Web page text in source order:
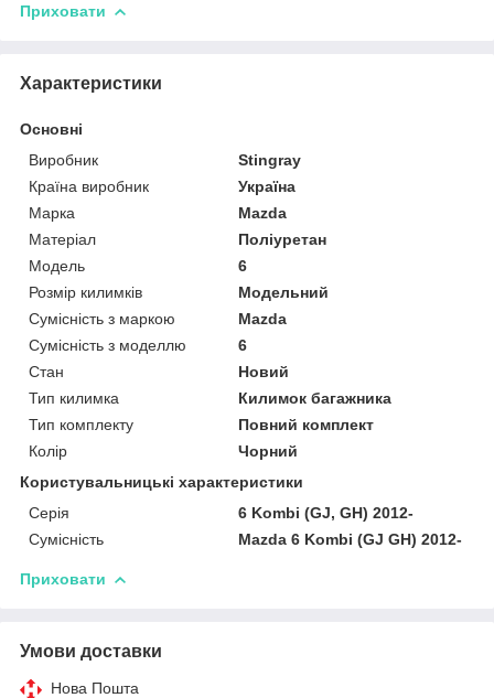
Приховати
Характеристики
Основні
Виробник
Stingray
Країна виробник
Україна
Марка
Mazda
Матеріал
Поліуретан
Модель
6
Розмір килимків
Модельний
Сумісність з маркою
Mazda
Сумісність з моделлю
6
Стан
Новий
Тип килимка
Килимок багажника
Тип комплекту
Повний комплект
Колір
Чорний
Користувальницькі характеристики
Серія
6 Kombi (GJ, GH) 2012-
Сумісність
Mazda 6 Kombi (GJ GH) 2012-
Приховати
Умови доставки
Нова Пошта